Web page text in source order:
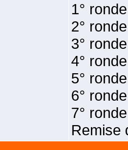
1°
2°
3°
4°
5°
6°
7°
Remise